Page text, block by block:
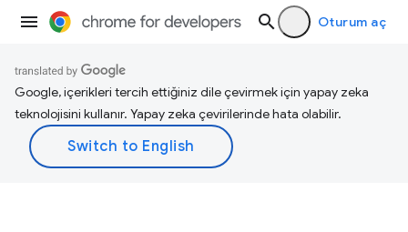
Oturum aç
Google, içerikleri tercih ettiğiniz dile çevirmek için yapay zeka
teknolojisini kullanır. Yapay zeka çevirilerinde hata olabilir.